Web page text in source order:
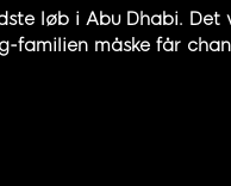
løb i Abu Dhabi. Det
familien måske får